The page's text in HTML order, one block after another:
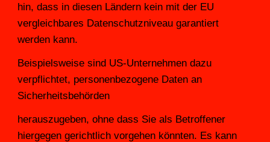
hin, dass in diesen Ländern kein mit der EU
vergleichbares Datenschutzniveau garantiert
werden kann.
Beispielsweise sind US-Unternehmen dazu
verpflichtet, personenbezogene Daten an
Sicherheitsbehörden
herauszugeben, ohne dass Sie als Betroffener
hiergegen gerichtlich vorgehen könnten. Es kann